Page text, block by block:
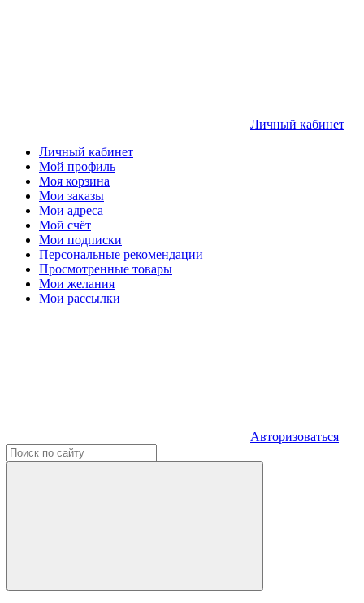
Личный кабинет
Личный кабинет
Мой профиль
Моя корзина
Мои заказы
Мои адреса
Мой счёт
Мои подписки
Персональные рекомендации
Просмотренные товары
Мои желания
Мои рассылки
Авторизоваться